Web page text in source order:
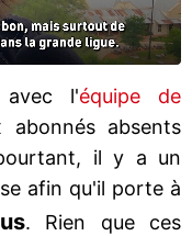
avec l'équipe de
absents
il y a un
afin qu'il porte à
. Rien que ces